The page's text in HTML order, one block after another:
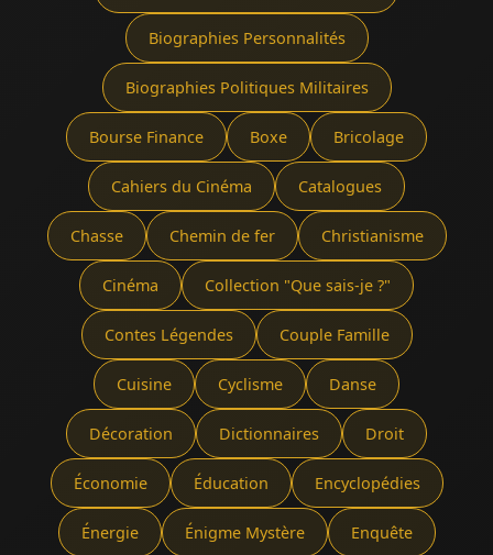
Biographies Personnalités
Biographies Politiques Militaires
Bourse Finance Boxe Bricolage
Cahiers du Cinéma Catalogues
Chasse Chemin de fer Christianisme
Cinéma Collection "Que sais-je ?"
Contes Légendes Couple Famille
Cuisine Cyclisme Danse
Décoration Dictionnaires Droit
Économie Éducation Encyclopédies
Énergie Énigme Mystère Enquête